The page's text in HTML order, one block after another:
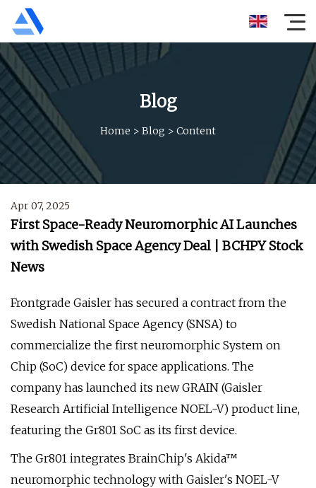
Blog
Home > Blog > Content
Apr 07, 2025
First Space-Ready Neuromorphic AI Launches
with Swedish Space Agency Deal | BCHPY Stock
News
Frontgrade Gaisler has secured a contract from the
Swedish National Space Agency (SNSA) to
commercialize the first neuromorphic System on
Chip (SoC) device for space applications. The
company has launched its new GRAIN (Gaisler
Research Artificial Intelligence NOEL-V) product line,
featuring the Gr801 SoC as its first device.
The Gr801 integrates BrainChip's Akida™
neuromorphic technology with Gaisler's NOEL-V